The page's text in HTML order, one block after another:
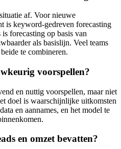
af. Voor nieuwe
is keyword-gedreven forecasting
forecasting op basis van
als basislijn. Veel teams
te combineren.
voorspellen?
en nuttig voorspellen, maar niet
doel is waarschijnlijke uitkomsten
en aannames, en het model te
en omzet bevatten?